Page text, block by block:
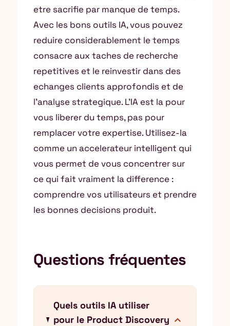
etre sacrifie par manque de temps.
Avec les bons outils IA, vous pouvez
reduire considerablement le temps
consacre aux taches de recherche
repetitives et le reinvestir dans des
echanges clients approfondis et de
l’analyse strategique. L’IA est la pour
vous liberer du temps, pas pour
remplacer votre expertise. Utilisez-la
comme un accelerateur intelligent qui
vous permet de vous concentrer sur
ce qui fait vraiment la difference :
comprendre vos utilisateurs et prendre
les bonnes decisions produit.
Questions fréquentes
Quels outils IA utiliser
pour le Product Discovery expand_more